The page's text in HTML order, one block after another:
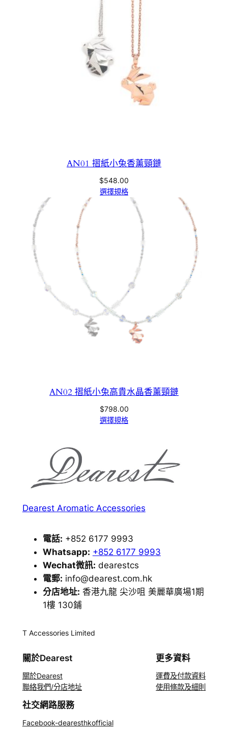
AN01 摺紙小兔香薰頸鏈
$548.00
選擇規格
AN02 摺紙小兔高貴水晶香薰頸鏈
$798.00
選擇規格
Dearest Aromatic Accessories
電話: +852 6177 9993
Whatsapp: +852 6177 9993
Wechat微訊: dearestcs
電郵: info@dearest.com.hk
分店地址: 香港九龍 尖沙咀 美麗華廣場1期
1樓 130鋪
T Accessories Limited
關於Dearest
關於Dearest
聯絡我們/分店地址
更多資料
運費及付款資料
使用條款及細則
社交網路服務
Facebook-dearesthkofficial